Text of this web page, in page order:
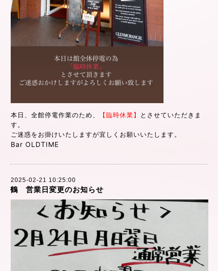
本日、全館停電作業のため、 【臨時休業】
とさせていただきま
す。
ご迷惑をお掛けいたしますが宜しくお願いいたします。
Bar OLDTIME
2025-02-21 10:25:00
鶴 営業日変更のお知らせ